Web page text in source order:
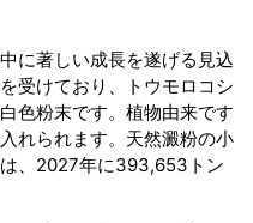
に著しい成長を遂げる見込
受けており、トウモロコシ
色粉末です。植物由来です
れられます。天然澱粉の小
、2027年に393,653トン